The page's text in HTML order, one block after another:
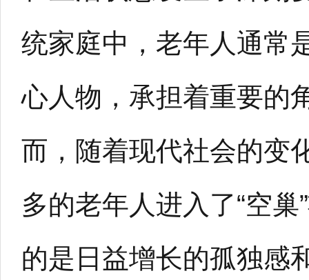
统家庭中，老年人通常
心人物，承担着重要的
而，随着现代社会的变
多的老年人进入了“空巢
的是日益增长的孤独感